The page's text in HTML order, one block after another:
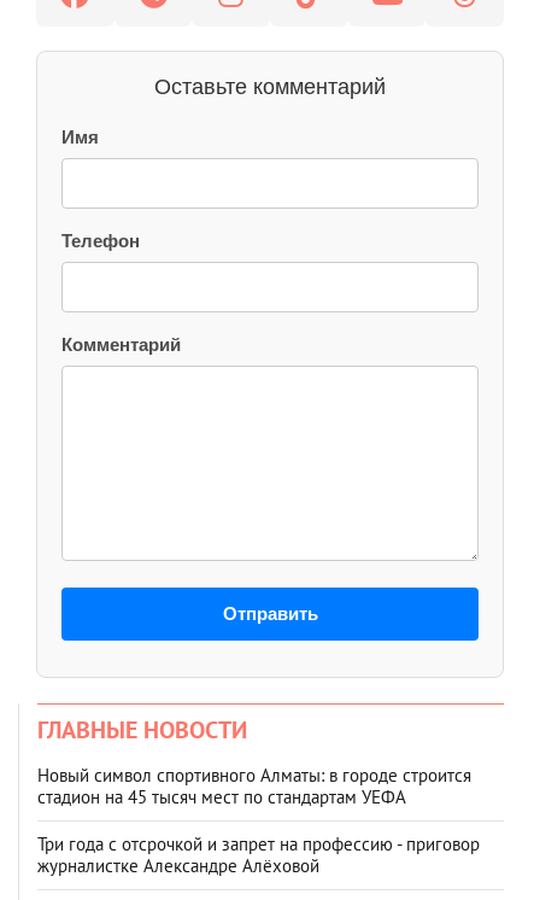
Оставьте комментарий
Имя
Телефон
Комментарий
Отправить
ГЛАВНЫЕ НОВОСТИ
Новый символ спортивного Алматы: в городе строится
стадион на 45 тысяч мест по стандартам УЕФА
Три года с отсрочкой и запрет на профессию - приговор
журналистке Александре Алёховой